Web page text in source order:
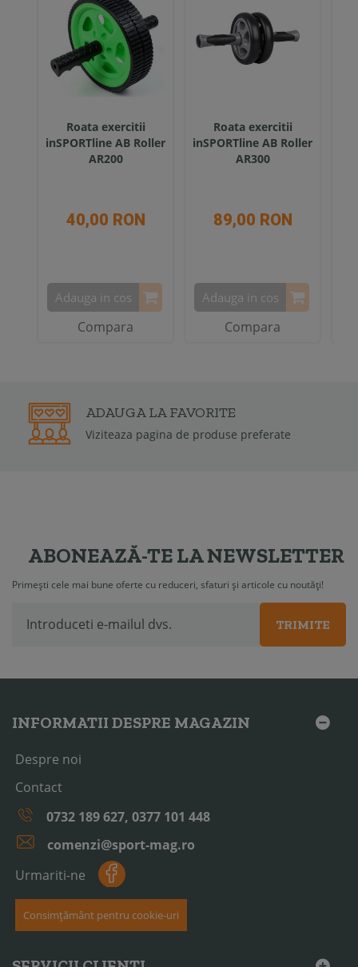
Roata exercitii
inSPORTline AB Roller
AR200
40,00 RON
Adauga in cos
Compara
Roata exercitii
inSPORTline AB Roller
AR300
89,00 RON
Adauga in cos
Compara
GARANTIE2 ANI
Garantia de conformitate poate fi de la 6
2 ani
ABONEAZĂ-TE LA NEWSLETTER
Primești cele mai bune oferte cu reduceri, sfaturi și articole cu noutăți!
TRIMITE
INFORMATII DESPRE MAGAZIN
Despre noi
Contact
0732 189 627, 0377 101 448
comenzi@sport-mag.ro
Urmariti-ne
Consimțământ pentru cookie-uri